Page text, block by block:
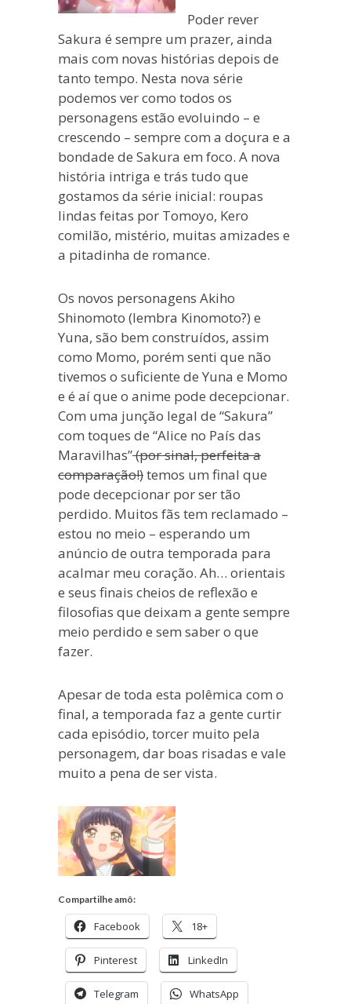
Poder rever
Sakura é sempre um prazer, ainda
mais com novas histórias depois de
tanto tempo. Nesta nova série
podemos ver como todos os
personagens estão evoluindo – e
crescendo – sempre com a doçura e a
bondade de Sakura em foco. A nova
história intriga e trás tudo que
gostamos da série inicial: roupas
lindas feitas por Tomoyo, Kero
comilão, mistério, muitas amizades e
a pitadinha de romance.
Os novos personagens Akiho
Shinomoto (lembra Kinomoto?) e
Yuna, são bem construídos, assim
como Momo, porém senti que não
tivemos o suficiente de Yuna e Momo
e é aí que o anime pode decepcionar.
Com uma junção legal de “Sakura”
com toques de “Alice no País das
Maravilhas”(por sinal, perfeita a
comparação!)temos um final que
pode decepcionar por ser tão
perdido. Muitos fãs tem reclamado –
estou no meio – esperando um
anúncio de outra temporada para
acalmar meu coração. Ah… orientais
e seus finais cheios de reflexão e
filosofias que deixam a gente sempre
meio perdido e sem saber o que
fazer.
Apesar de toda esta polêmica com o
final, a temporada faz a gente curtir
cada episódio, torcer muito pela
personagem, dar boas risadas e vale
muito a pena de ser vista.
Compartilhe amô:
Facebook 18+
Pinterest LinkedIn
Telegram WhatsApp